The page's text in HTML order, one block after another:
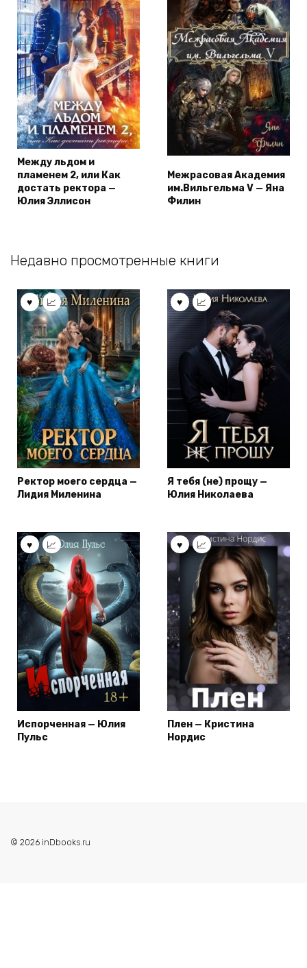
Между льдом и
пламенем 2, или Как
достать ректора —
Юлия Эллисон
Межрасовая Академия
им.Вильгельма V — Яна
Филин
Недавно просмотренные книги
Ректор моего сердца —
Лидия Миленина
Я тебя (не) прощу —
Юлия Николаева
Испорченная — Юлия
Пульс
Плен — Кристина
Нордис
© 2026 inDbooks.ru